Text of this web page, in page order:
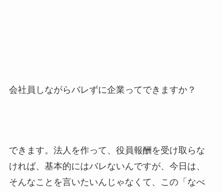
会社員しながらバレずに企業ってできますか？
できます。法人を作って、役員報酬を受け取らな
ければ、基本的にはバレないんですが、今日は、
そんなことを言いたいんじゃなくて、この「なべ